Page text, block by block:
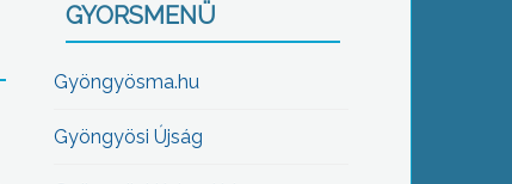
GYORSMENÜ
Gyöngyösma.hu
Gyöngyösi Újság